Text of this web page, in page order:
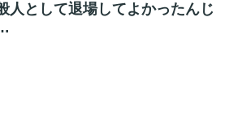
人として退場してよかったんじ